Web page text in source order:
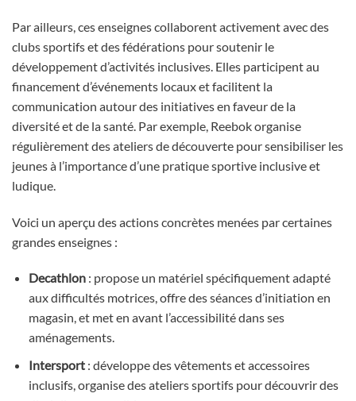
Par ailleurs, ces enseignes collaborent activement avec des
clubs sportifs et des fédérations pour soutenir le
développement d’activités inclusives. Elles participent au
financement d’événements locaux et facilitent la
communication autour des initiatives en faveur de la
diversité et de la santé. Par exemple, Reebok organise
régulièrement des ateliers de découverte pour sensibiliser les
jeunes à l’importance d’une pratique sportive inclusive et
ludique.
Voici un aperçu des actions concrètes menées par certaines
grandes enseignes :
Decathlon: propose un matériel spécifiquement adapté
aux difficultés motrices, offre des séances d’initiation en
magasin, et met en avant l’accessibilité dans ses
aménagements.
Intersport: développe des vêtements et accessoires
inclusifs, organise des ateliers sportifs pour découvrir des